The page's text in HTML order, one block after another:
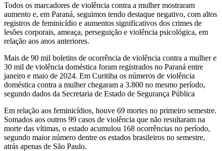
Todos os marcadores de violência contra a mulher mostraram
aumento e, em Paraná, seguimos tendo destaque negativo, com altos
registros de feminicídio e aumentos significativos dos crimes de
lesões corporais, ameaça, perseguição e violência psicológica, em
relação aos anos anteriores.
Mais de 90 mil boletins de ocorrência de violência contra a mulher e
30 mil de violência doméstica foram registrados no Paraná entre
janeiro e maio de 2024. Em Curitiba os números de violência
doméstica contra a mulher chegaram a 3.800 no mesmo período,
segundo dados da Secretaria de Estado de Segurança Pública
Em relação aos feminicídios, houve 69 mortes no primeiro semestre.
Somados aos outros 99 casos de violência que não resultaram na
morte das vítimas, o estado acumulou 168 ocorrências no período,
segundo maior número dentre os estados brasileiros no semestre,
atrás apenas de São Paulo.